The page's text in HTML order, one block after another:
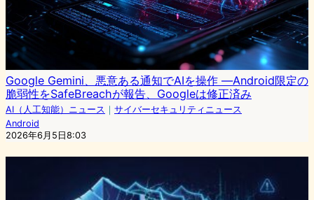
Google Gemini、悪意ある通知でAIを操作 ―Android限定の
脆弱性をSafeBreachが報告、Googleは修正済み
AI（人工知能）ニュース ｜ サイバーセキュリティニュース
Android
2026年6月5日8:03